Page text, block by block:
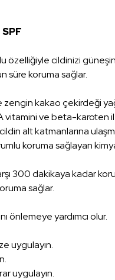
SPF
cildinizi
süre koruma sağlar.
kakao çekirdeği
vitamini ve beta-karoten
cildin alt katmanlarına
koruma sağlayan
300 dakikaya kadar
sağlar.
önlemeye yardımcı olur.
uygulayın.
uygulayın.